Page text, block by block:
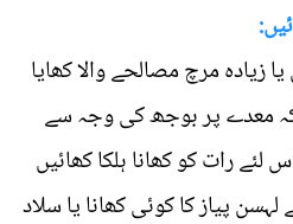
زیادہ مرچ مصالحے والا کھایا
کہ معدے پر بوجھ کی وجہ سے
رات کو کھانا ہلکا کھائیں
پیاز کا کوئی کھانا یا سلاد